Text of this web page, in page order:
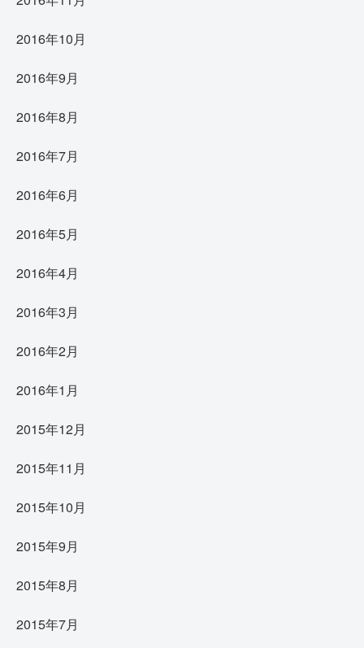
2016年10月
2016年9月
2016年8月
2016年7月
2016年6月
2016年5月
2016年4月
2016年3月
2016年2月
2016年1月
2015年12月
2015年11月
2015年10月
2015年9月
2015年8月
2015年7月